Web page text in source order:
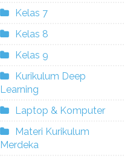
Kelas 7
Kelas 8
Kelas 9
Kurikulum Deep
Learning
Laptop & Komputer
Materi Kurikulum
Merdeka